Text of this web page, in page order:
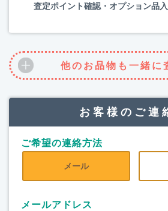
査定ポイント確認・オプション品
他のお品物も一緒に
お客様のご連
ご希望の連絡方法
メール
メールアドレス